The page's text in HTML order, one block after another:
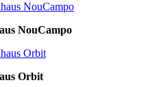
NouCampo
Orbit